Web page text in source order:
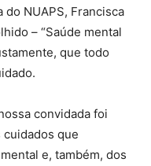
do NUAPS, Francisca
– “Saúde mental
que todo
convidada foi
que
e, também, dos